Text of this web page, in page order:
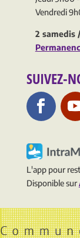
Vendredi
2 samedis
SUIVEZ-
L'app pour
Disponible sur